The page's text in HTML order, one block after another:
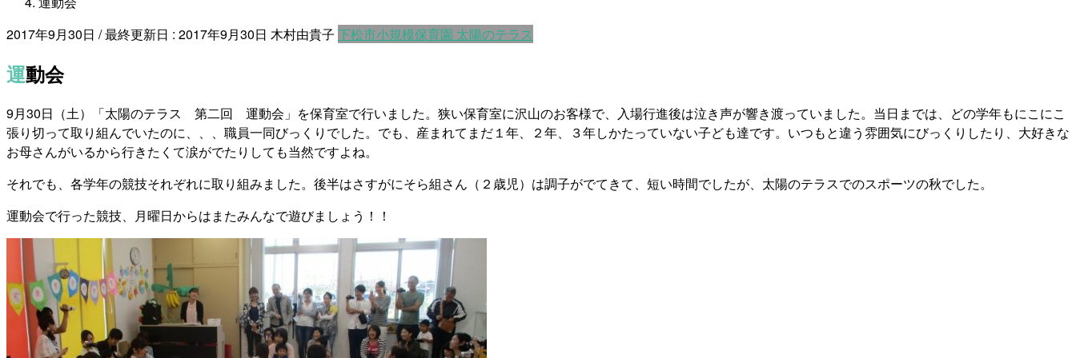
2017年9月30日 / 最終更新日 : 2017年9月30日 木村由貴子 下松市小規模保育園 太陽のテラス
運動会
9月30日（土）「太陽のテラス 第二回 運動会」を保育室で行いました。狭い保育室に沢山のお客様で、入場行進後は泣き声が響き渡っていました。当日までは、どの学年もにこにこ
張り切って取り組んでいたのに、、、職員一同びっくりでした。でも、産まれてまだ１年、２年、３年しかたっていない子ども達です。いつもと違う雰囲気にびっくりしたり、大好きな
お母さんがいるから行きたくて涙がでたりしても当然ですよね。
それでも、各学年の競技それぞれに取り組みました。後半はさすがにそら組さん（２歳児）は調子がでてきて、短い時間でしたが、太陽のテラスでのスポーツの秋でした。
運動会で行った競技、月曜日からはまたみんなで遊びましょう！！